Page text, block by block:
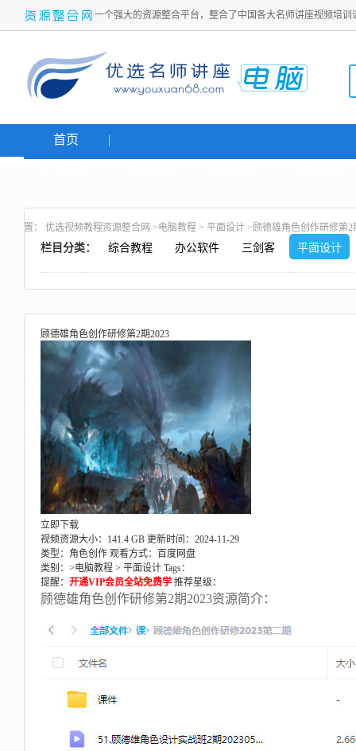
一个强大的资源整合平台，整合了中国各大名师讲座视频培
首页
置： 优选视频教程资源整合网 >电脑教程 > 平面设计 >顾德雄角色创作研修第2
栏目分类： 综合教程 办公软件 三剑客 平面设计
顾德雄角色创作研修第2期2023
立即下载
视频资源大小：141.4 GB 更新时间：2024-11-29
类型：角色创作 观看方式：百度网盘
类别：>电脑教程 > 平面设计 Tags：
提醒： 开通VIP会员全站免费学 推荐星级：
顾德雄角色创作研修第2期2023资源简介：